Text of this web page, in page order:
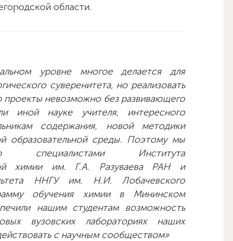
области.
уровне многое делается для
суверенитета, но реализовать
проекты невозможно без развивающего
иной науке учителя, интересного
содержания, новой методики
образовательной среды. Поэтому мы
специалистами Института
химии им. Г.А. Разуваева РАН и
ННГУ им. Н.И. Лобачевского
обучения химии в Мининском
нашим студентам возможность
вузовских лабораториях наших
с научным сообществом»